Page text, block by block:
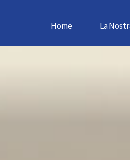
Home La